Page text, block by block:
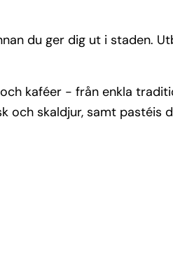
du ger dig ut i staden.
kaféer - från enkla
skaldjur, samt pastéis